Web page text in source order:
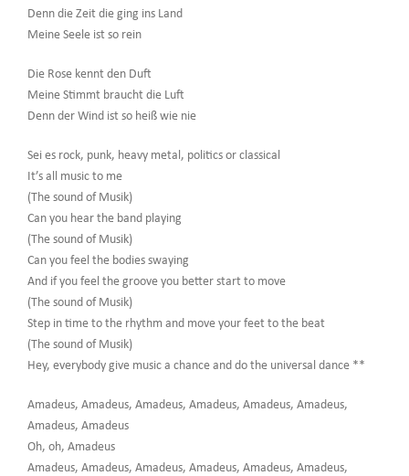
Denn die Zeit die ging ins Land
Meine Seele ist so rein
Die Rose kennt den Duft
Meine Stimmt braucht die Luft
Denn der Wind ist so heiß wie nie
Sei es rock, punk, heavy metal, politics or classical
It’s all music to me
(The sound of Musik)
Can you hear the band playing
(The sound of Musik)
Can you feel the bodies swaying
And if you feel the groove you better start to move
(The sound of Musik)
Step in time to the rhythm and move your feet to the beat
(The sound of Musik)
Hey, everybody give music a chance and do the universal dance **
Amadeus, Amadeus, Amadeus, Amadeus, Amadeus, Amadeus,
Amadeus, Amadeus
Oh, oh, Amadeus
Amadeus, Amadeus, Amadeus, Amadeus, Amadeus, Amadeus,